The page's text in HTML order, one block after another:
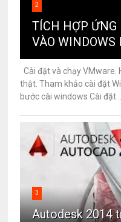
2
TÍCH HỢP ỨNG
VÀO WINDOWS
Cài đặt và chạy VMware.
thật. Tham khảo cài đặt
bước cài windows Cài đặt ...
3
Autodesk 2014